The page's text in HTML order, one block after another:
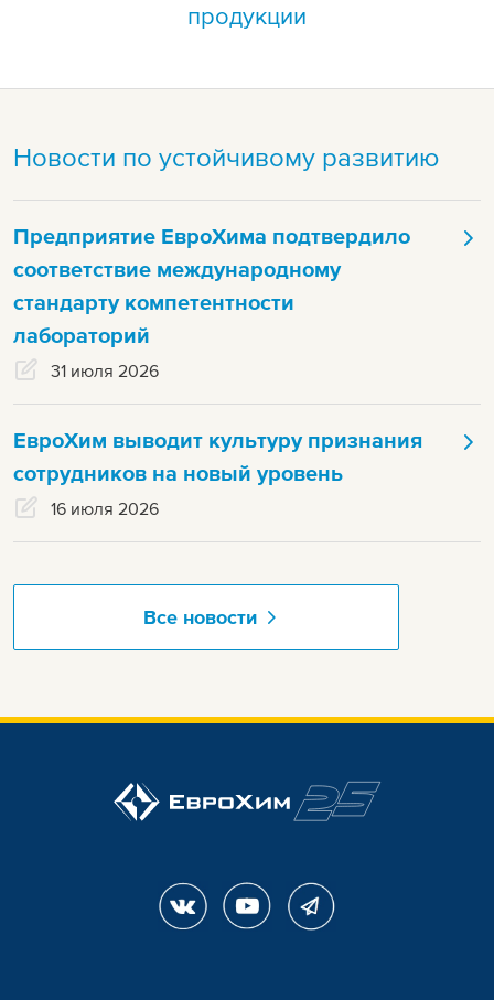
продукции
Новости по устойчивому развитию
Все новости
Предприятие ЕвроХима подтвердило
соответствие международному
стандарту компетентности
лабораторий
31 июля 2026
ЕвроХим выводит культуру признания
сотрудников на новый уровень
16 июля 2026